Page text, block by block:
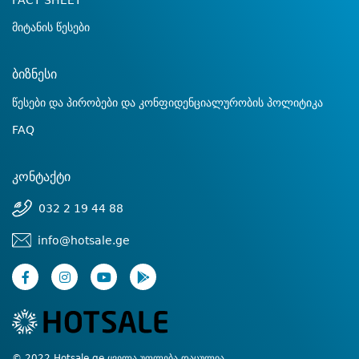
მიტანის წესები
ბიზნესი
წესები და პირობები და კონფიდენციალურობის პოლიტიკა
FAQ
კონტაქტი
032 2 19 44 88
info@hotsale.ge